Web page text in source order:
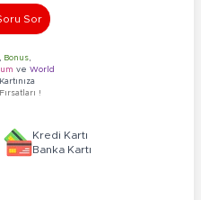
Sor
Bonus
ve World
!
Kredi Kartı
Banka Kartı